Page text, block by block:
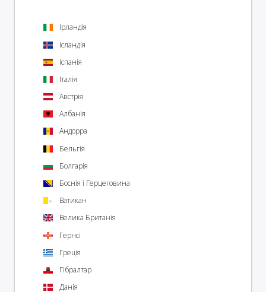
Ірландія
Ісландія
Іспанія
Італія
Австрія
Албанія
Андорра
Бельгія
Болгарія
Боснія і Герцеговина
Ватикан
Велика Британія
Гернсі
Греція
Гібралтар
Данія